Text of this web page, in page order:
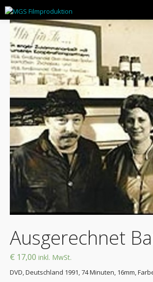
HOME
AKTUELLE PROJEKTE
DIE MGS
FILMOGRAPHIE
KONTAKT
BLOG
FILME BESTELLEN
WARENKORB
HEPPEL & ETTLICH
Ausgerechnet
€ 17,00 inkl. MwSt.
DVD, Deutschland 1991, 74 Minuten, 16mm,